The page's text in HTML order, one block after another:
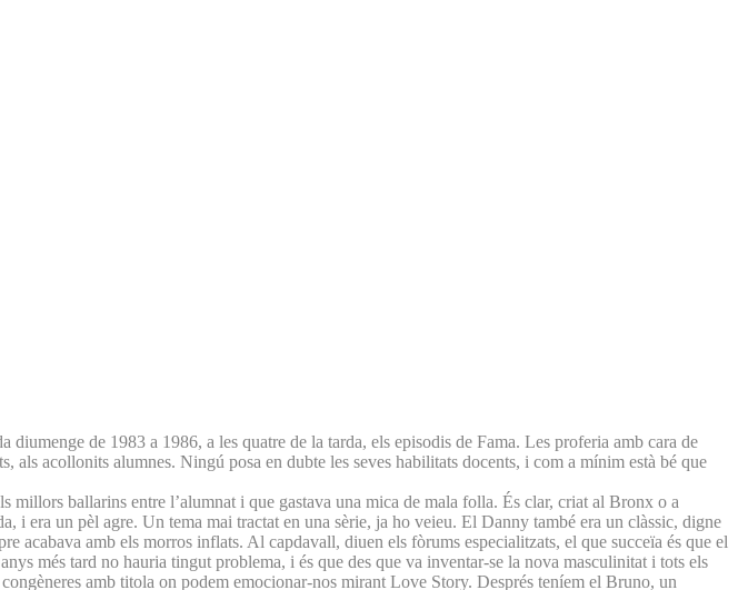
diumenge de 1983 a 1986, a les quatre de la tarda, els episodis de Fama. Les proferia amb cara de
acollonits alumnes. Ningú posa en dubte les seves habilitats docents, i com a mínim està bé que
ballarins entre l’alumnat i que gastava una mica de mala folla. És clar, criat al Bronx o a
era un pèl agre. Un tema mai tractat en una sèrie, ja ho veieu. El Danny també era un clàssic, digne
acabava amb els morros inflats. Al capdavall, diuen els fòrums especialitzats, el que succeïa és que el
més tard no hauria tingut problema, i és que des que va inventar-se la nova masculinitat i tots els
amb titola on podem emocionar-nos mirant Love Story. Després teníem el Bruno, un